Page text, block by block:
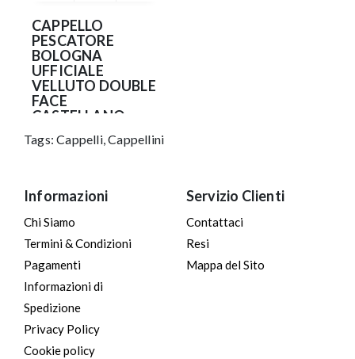
CAPPELLO
PESCATORE
BOLOGNA
UFFICIALE
VELLUTO DOUBLE
FACE
CASTELLANO
36.90€
Tags:Cappelli,Cappellini
Informazioni
Chi Siamo
Termini & Condizioni
Pagamenti
Informazioni di
Spedizione
Privacy Policy
Cookie policy
Servizio Clienti
Contattaci
Resi
Mappa del Sito